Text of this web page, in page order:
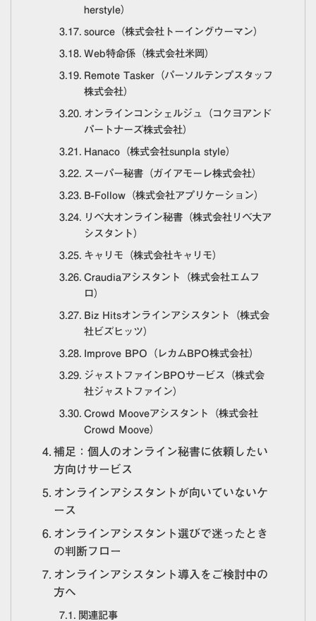
herstyle）
source（株式会社トーイングウーマン）
Web特命係（株式会社米岡）
Remote Tasker（パーソルテンプスタッフ
株式会社）
オンラインコンシェルジュ（コクヨアンド
パートナーズ株式会社）
Hanaco（株式会社sunpla style）
スーパー秘書（ガイアモーレ株式会社）
B-Follow（株式会社アプリケーション）
リベ大オンライン秘書（株式会社リベ大ア
シスタント）
キャリモ（株式会社キャリモ）
Craudiaアシスタント（株式会社エムフ
ロ）
Biz Hitsオンラインアシスタント（株式会
社ビズヒッツ）
Improve BPO（レカムBPO株式会社）
ジャストファインBPOサービス（株式会
社ジャストファイン）
Crowd Mooveアシスタント（株式会社
Crowd Moove）
補足：個人のオンライン秘書に依頼したい
方向けサービス
オンラインアシスタントが向いていないケ
ース
オンラインアシスタント選びで迷ったとき
の判断フロー
オンラインアシスタント導入をご検討中の
方へ
関連記事